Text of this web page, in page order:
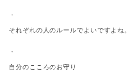
・
それぞれの人のルールでよいですよね。
・
自分のこころのお守り